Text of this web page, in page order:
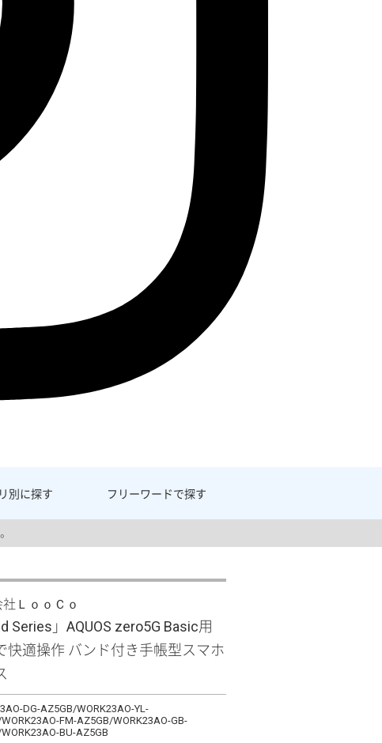
別に探す フリーワードで探す
ＬｏｏＣｏ
Series」AQUOS zero5G Basic用
快適操作 バンド付き手帳型スマホ
DG-AZ5GB/WORK23AO-YL-
FM-AZ5GB/WORK23AO-GB-
BU-AZ5GB